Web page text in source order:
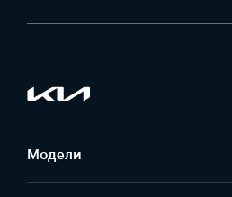
Модели